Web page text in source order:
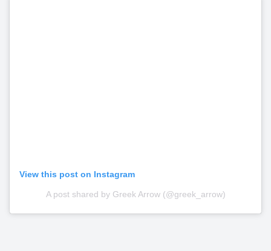
View this post on Instagram
A post shared by Greek Arrow (@greek_arrow)